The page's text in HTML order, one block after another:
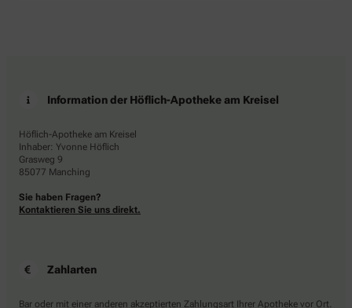
Information der Höflich-Apotheke am Kreisel
Höflich-Apotheke am Kreisel
Inhaber: Yvonne Höflich
Grasweg 9
85077 Manching
Sie haben Fragen?
Kontaktieren Sie uns direkt.
Zahlarten
Bar oder mit einer anderen akzeptierten Zahlungsart Ihrer Apotheke vor Ort.